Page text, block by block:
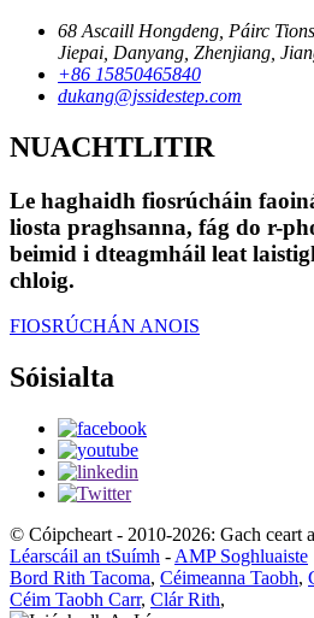
68 Ascaill Hongdeng, Páirc
Jiepai, Danyang, Zhenjiang,
+86 15850465840
dukang@jssidestep.com
NUACHTLITIR
Le haghaidh fiosrúcháin
liosta praghsanna, fág do r-
beimid i dteagmháil leat
chloig.
FIOSRÚCHÁN ANOIS
Sóisialta
© Cóipcheart - 2010-2026: Gach ceart
Léarscáil an tSuímh - AMP Soghluaiste
Bord Rith Tacoma, Céimeanna Taobh,
Céim Taobh Carr, Clár Rith,